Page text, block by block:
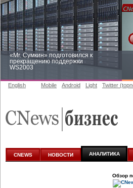
«Mr. Сумкин» подготовился к
прекращению поддержки
WS2003
аналитике
English Mobile Android Light Twitter
CNEWS НОВОСТИ АНАЛИТИКА
Обзор